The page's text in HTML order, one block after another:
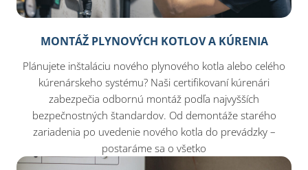
MONTÁŽ PLYNOVÝCH KOTLOV A KÚRENIA
Plánujete inštaláciu nového plynového kotla alebo celého
kúrenárskeho systému? Naši certifikovaní kúrenári
zabezpečia odbornú montáž podľa najvyšších
bezpečnostných štandardov. Od demontáže starého
zariadenia po uvedenie nového kotla do prevádzky –
postaráme sa o všetko